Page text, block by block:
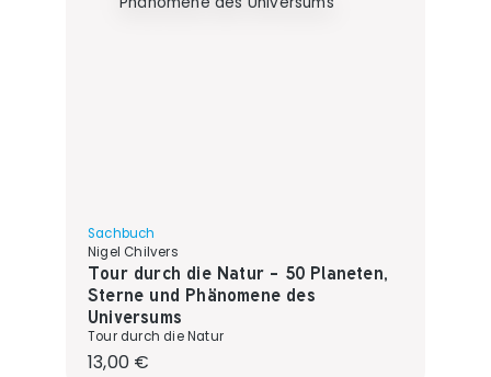
Sachbuch
Nigel Chilvers
Tour durch die Natur - 50 Planeten,
Sterne und Phänomene des
Universums
Tour durch die Natur
Regulärer Preis:
13,00 €